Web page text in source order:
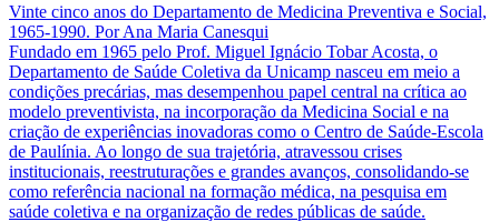
Vinte cinco anos do Departamento de Medicina Preventiva e Social,
1965-1990. Por Ana Maria Canesqui
Fundado em 1965 pelo Prof. Miguel Ignácio Tobar Acosta, o
Departamento de Saúde Coletiva da Unicamp nasceu em meio a
condições precárias, mas desempenhou papel central na crítica ao
modelo preventivista, na incorporação da Medicina Social e na
criação de experiências inovadoras como o Centro de Saúde-Escola
de Paulínia. Ao longo de sua trajetória, atravessou crises
institucionais, reestruturações e grandes avanços, consolidando-se
como referência nacional na formação médica, na pesquisa em
saúde coletiva e na organização de redes públicas de saúde.